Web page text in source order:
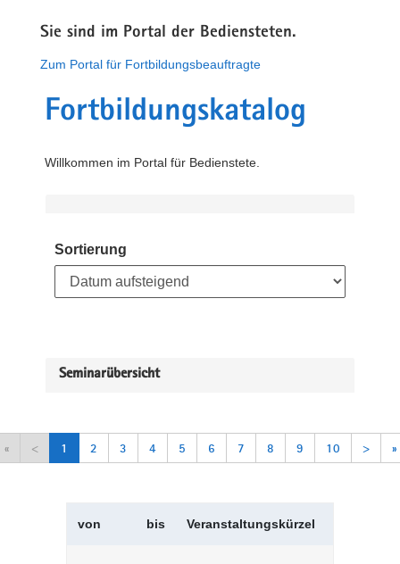
Sie sind im Portal der Bediensteten.
Zum Portal für Fortbildungsbeauftragte
Fortbildungskatalog
Willkommen im Portal für Bedienstete.
Sortierung
Seminarübersicht
« < 1 2 3 4 5 6 7 8 9 10 > »
von bis Veranstaltungskürzel